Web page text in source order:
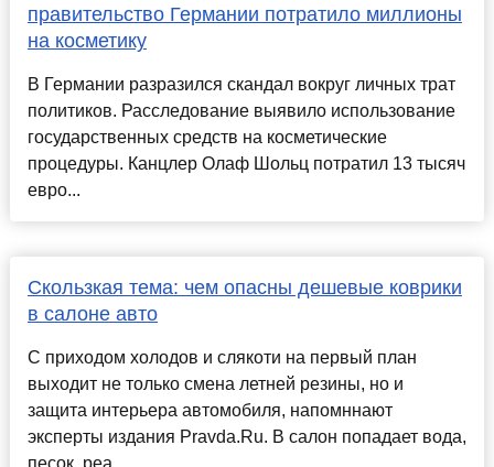
правительство Германии потратило миллионы
на косметику
В Германии разразился скандал вокруг личных трат
политиков. Расследование выявило использование
государственных средств на косметические
процедуры. Канцлер Олаф Шольц потратил 13 тысяч
евро...
Скользкая тема: чем опасны дешевые коврики
в салоне авто
С приходом холодов и слякоти на первый план
выходит не только смена летней резины, но и
защита интерьера автомобиля, напомннают
эксперты издания Pravda.Ru. В салон попадает вода,
песок, реа...